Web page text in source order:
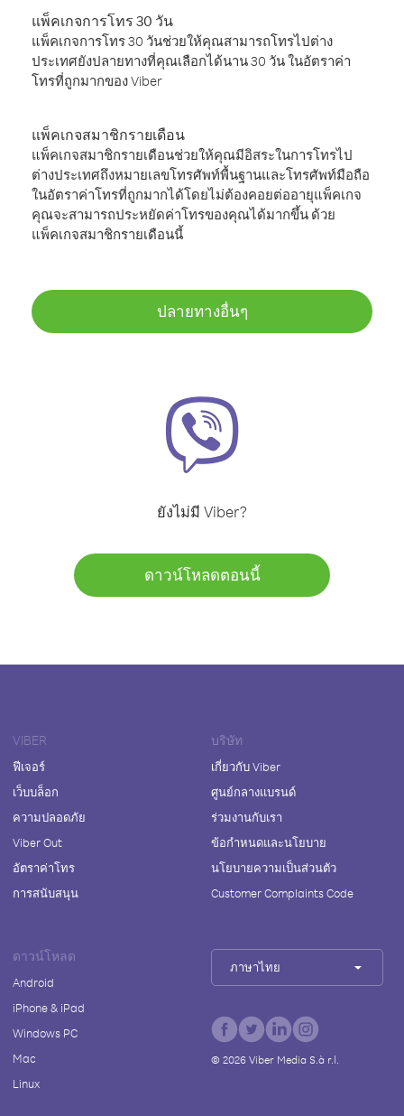
แพ็คเกจการโทร 30 วัน
แพ็คเกจการโทร 30 วันช่วยให้คุณสามารถโทรไปต่าง
ประเทศยังปลายทางที่คุณเลือกได้นาน 30 วัน ในอัตราค่า
โทรที่ถูกมากของ Viber
แพ็คเกจสมาชิกรายเดือน
แพ็คเกจสมาชิกรายเดือนช่วยให้คุณมีอิสระในการโทรไป
ต่างประเทศถึงหมายเลขโทรศัพท์พื้นฐานและโทรศัพท์มือถือ
ในอัตราค่าโทรที่ถูกมากได้โดยไม่ต้องคอยต่ออายุแพ็คเกจ
คุณจะสามารถประหยัดค่าโทรของคุณได้มากขึ้น ด้วย
แพ็คเกจสมาชิกรายเดือนนี้
ปลายทางอื่นๆ
ยังไม่มี Viber?
ดาวน์โหลดตอนนี้
VIBER
ฟีเจอร์
เว็บบล็อก
ความปลอดภัย
Viber Out
อัตราค่าโทร
การสนับสนุน
บริษัท
เกี่ยวกับ Viber
ศูนย์กลางแบรนด์
ร่วมงานกับเรา
ข้อกำหนดและนโยบาย
นโยบายความเป็นส่วนตัว
Customer Complaints Code
ดาวน์โหลด
Android
iPhone & iPad
Windows PC
Mac
Linux
ภาษาไทย
© 2026Viber Media S.à r.l.